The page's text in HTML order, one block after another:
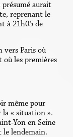
présumé aurait
reprenant le
à 21h05 de
vers Paris où
où les premières
même pour
la « situation ».
Yon en Seine
le lendemain.